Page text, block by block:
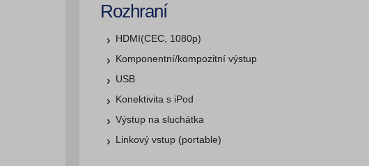
Rozhraní
HDMI(CEC, 1080p)
Komponentní/kom­pozitní výstup
USB
Konektivita s iPod
Výstup na sluchátka
Linkový vstup (portable)